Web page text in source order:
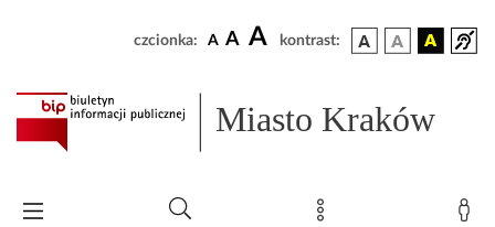
czcionka: A A A kontrast:
Miasto Kraków